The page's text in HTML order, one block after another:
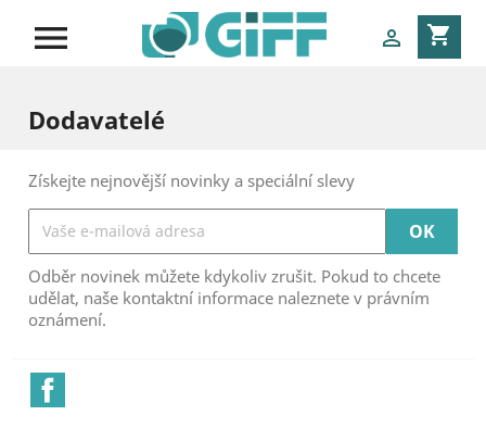
 shopping_cart

Dodavatelé
Získejte nejnovější novinky a speciální slevy
Odběr novinek můžete kdykoliv zrušit. Pokud to chcete
udělat, naše kontaktní informace naleznete v právním
oznámení.